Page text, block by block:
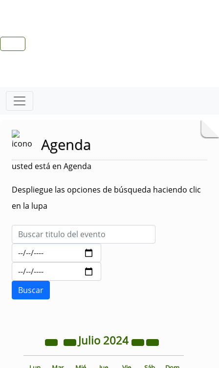
Agenda
usted está en Agenda
Despliegue las opciones de búsqueda haciendo clic
en la lupa
Julio 2024